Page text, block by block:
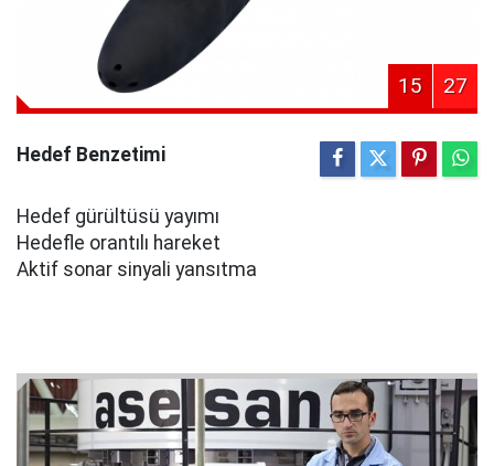
15 27
Hedef Benzetimi
Hedef gürültüsü yayımı
Hedefle orantılı hareket
Aktif sonar sinyali yansıtma